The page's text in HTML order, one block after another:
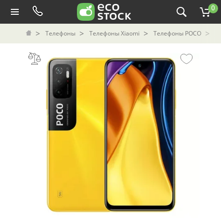
0
Телефоны Телефоны Xiaomi Телефоны POCO